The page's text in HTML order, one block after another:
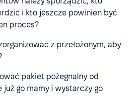
i kto jeszcze powinien być
proces?
z przełożonym, aby
pakiet pożegnalny od
już go mamy i wystarczy go